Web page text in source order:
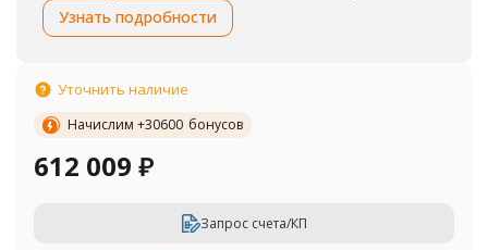
Узнать подробности
Уточнить наличие
Начислим +30600 бонусов
612 009 ₽
Запрос счета/КП